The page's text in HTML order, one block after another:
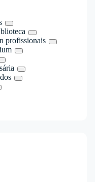
profissionais